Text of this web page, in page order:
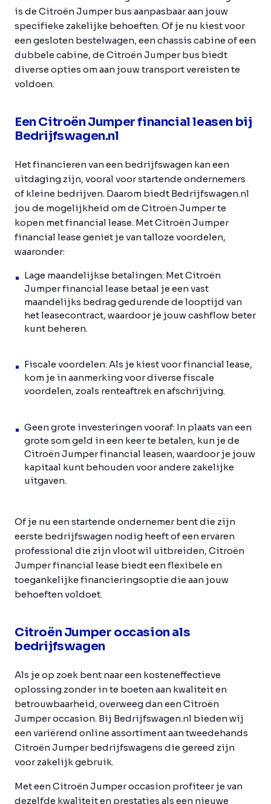
is de Citroën Jumper bus aanpasbaar aan jouw
specifieke zakelijke behoeften. Of je nu kiest voor
een gesloten bestelwagen, een chassis cabine of een
dubbele cabine, de Citroën Jumper bus biedt
diverse opties om aan jouw transport vereisten te
voldoen.
Een Citroën Jumper financial leasen bij
Bedrijfswagen.nl
Het financieren van een bedrijfswagen kan een
uitdaging zijn, vooral voor startende ondernemers
of kleine bedrijven. Daarom biedt Bedrijfswagen.nl
jou de mogelijkheid om de Citroën Jumper te
kopen met financial lease. Met Citroën Jumper
financial lease geniet je van talloze voordelen,
waaronder:
Lage maandelijkse betalingen: Met Citroën
Jumper financial lease betaal je een vast
maandelijks bedrag gedurende de looptijd van
het leasecontract, waardoor je jouw cashflow beter
kunt beheren.
Fiscale voordelen:Als je kiest voor financial lease,
kom je in aanmerking voor diverse fiscale
voordelen, zoals renteaftrek en afschrijving.
Geen grote investeringen vooraf: In plaats van een
grote som geld in een keer te betalen, kun je de
Citroën Jumper financial leasen, waardoor je jouw
kapitaal kunt behouden voor andere zakelijke
uitgaven.
Of je nu een startende ondernemer bent die zijn
eerste bedrijfswagen nodig heeft of een ervaren
professional die zijn vloot wil uitbreiden, Citroën
Jumper financial lease biedt een flexibele en
toegankelijke financieringsoptie die aan jouw
behoeften voldoet.
Citroën Jumper occasion als
bedrijfswagen
Als je op zoek bent naar een kosteneffectieve
oplossing zonder in te boeten aan kwaliteit en
betrouwbaarheid, overweeg dan een Citroën
Jumper occasion. Bij Bedrijfswagen.nl bieden wij
een variërend online assortiment aan tweedehands
Citroën Jumper bedrijfswagens die gereed zijn
voor zakelijk gebruik.
Met een Citroën Jumper occasion profiteer je van
dezelfde kwaliteit en prestaties als een nieuwe